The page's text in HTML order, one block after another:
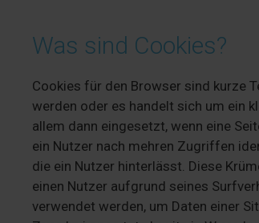
Was sind Cookies?
Cookies für den Browser sind kurze
werden oder es handelt sich um ein
allem dann eingesetzt, wenn eine
ein Nutzer nach mehren Zugriffen
die ein Nutzer hinterlässt. Diese
einen Nutzer aufgrund seines
verwendet werden, um Daten einer